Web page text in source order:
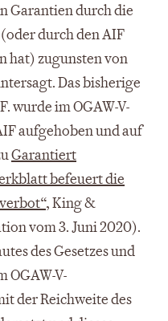
Garantien durch die
durch den AIF
hat) zugunsten von
Das bisherige
wurde im OGAW-V-
aufgehoben und auf
Garantiert
befeuert die
, King &
vom 3. Juni 2020).
des Gesetzes und
OGAW-V-
der Reichweite des